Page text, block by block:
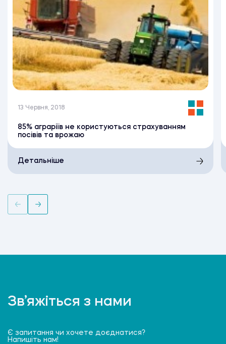
13 Червня, 2018
85% аграріїв не користуються страхуванням
посівів та врожаю
Детальніше
Зв’яжіться з нами
Є запитання чи хочете доєднатися?
Напишіть нам!